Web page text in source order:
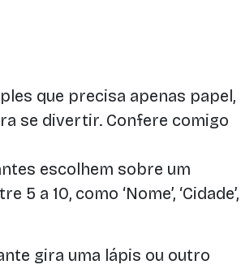
que precisa apenas papel,
se divertir. Confere comigo
escolhem sobre um
a 10, como ‘Nome’, ‘Cidade’,
gira uma lápis ou outro